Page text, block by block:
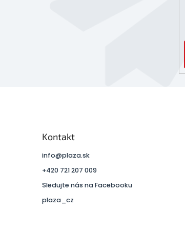
Kontakt
info@plaza.sk
+420 721 207 009
Sledujte nás na Facebooku
plaza_cz